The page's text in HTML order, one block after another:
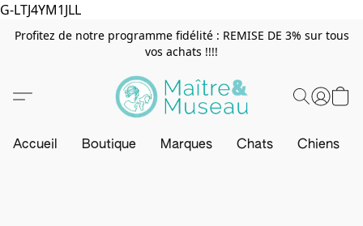
G-LTJ4YM1JLL
Profitez de notre programme fidélité : REMISE DE 3% sur tous
vos achats !!!!
Accueil Boutique Marques Chats Chiens